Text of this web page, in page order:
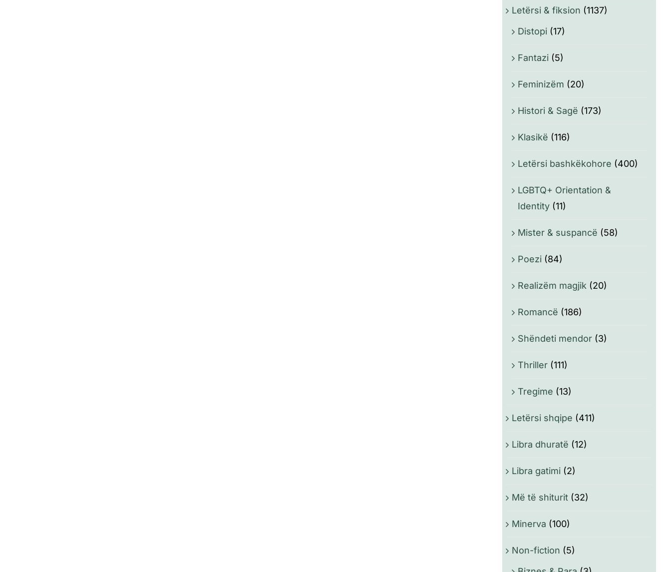
Letërsi & fiksion (1137)
Distopi (17)
Fantazi (5)
Feminizëm (20)
Histori & Sagë (173)
Klasikë (116)
Letërsi bashkëkohore (400)
LGBTQ+ Orientation &
Identity (11)
Mister & suspancë (58)
Poezi (84)
Realizëm magjik (20)
Romancë (186)
Shëndeti mendor (3)
Thriller (111)
Tregime (13)
Letërsi shqipe (411)
Libra dhuratë (12)
Libra gatimi (2)
Më të shiturit (32)
Minerva (100)
Non-fiction (5)